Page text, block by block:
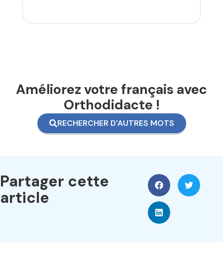
Améliorez votre français avec
Orthodidacte !
RECHERCHER D'AUTRES MOTS
Partager cette
article